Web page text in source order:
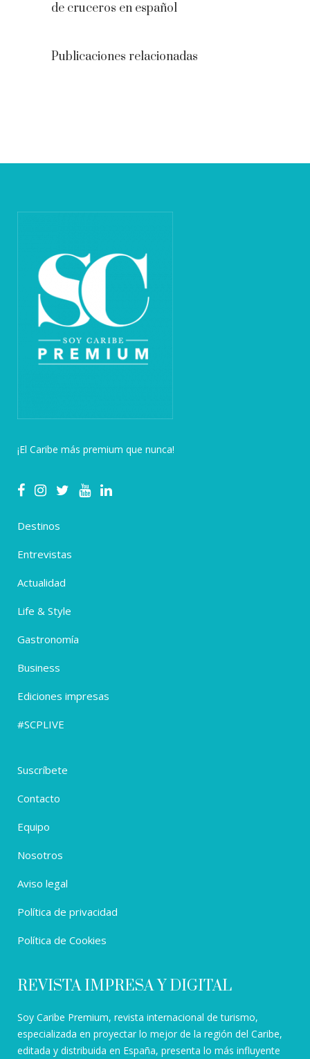
de cruceros en español
Publicaciones relacionadas
¡El Caribe más premium que nunca!
Destinos
Entrevistas
Actualidad
Life & Style
Gastronomía
Business
Ediciones impresas
#SCPLIVE
Suscríbete
Contacto
Equipo
Nosotros
Aviso legal
Política de privacidad
Política de Cookies
REVISTA IMPRESA Y DIGITAL
Soy Caribe Premium, revista internacional de turismo,
especializada en proyectar lo mejor de la región del Caribe,
editada y distribuida en España, presenta lo más influyente